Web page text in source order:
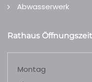
Abwasserwerk
Rathaus
Montag